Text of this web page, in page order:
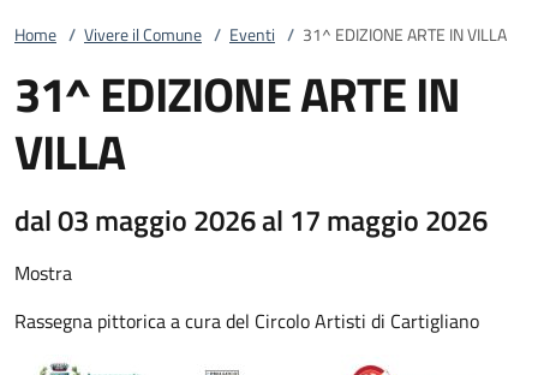
Home / Vivere il Comune / Eventi / 31^ EDIZIONE ARTE IN VILLA
31^ EDIZIONE ARTE IN
VILLA
dal 03 maggio 2026 al 17 maggio 2026
Mostra
Rassegna pittorica a cura del Circolo Artisti di Cartigliano